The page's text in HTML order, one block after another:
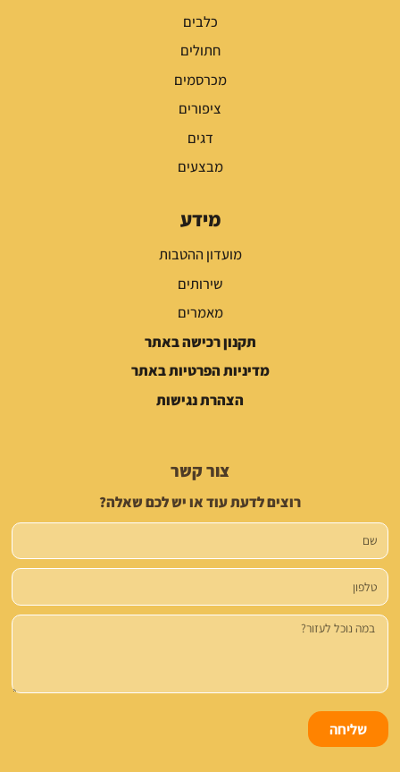
כלבים
חתולים
מכרסמים
ציפורים
דגים
מבצעים
מידע
מועדון ההטבות
שירותים
מאמרים
תקנון רכישה באתר
מדיניות הפרטיות באתר
הצהרת נגישות
צור קשר
רוצים לדעת עוד או יש לכם שאלה?
שם
טלפון
הודעה
שליחה